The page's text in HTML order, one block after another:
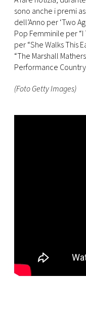
CONSIGLIA
sono anche i premi
dell’Anno per ‘Two
Pop Femminile per “I
per “She Walks This
“The Marshall
Performance
(Foto Getty Images)